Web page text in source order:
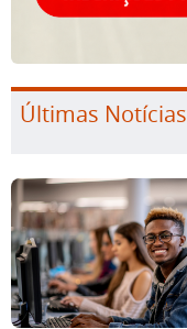
Últimas Notícias